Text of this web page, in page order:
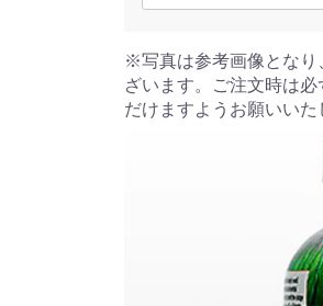
※写真は参考画像となり
ざいます。ご注文時は
だけますようお願いいた